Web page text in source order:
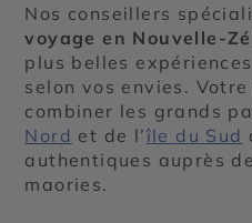
Nos conseillers
voyage en Nouvelle-
plus belles
selon vos envies.
combiner les grands
Nord et de l’île du Sud
authentiques auprès
maories.